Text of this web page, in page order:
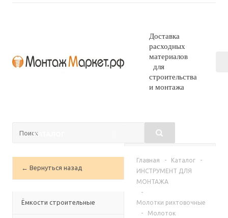
Доставка
расходных
материалов
для
строительства
и монтажа
КАТАЛОГ
← Вернуться назад
Ёмкости строительные
Главная - Каталог
-
ИНСТРУМЕНТ ДЛЯ
МОНТАЖА
-
Молотки рихтовочные
-
Молоток